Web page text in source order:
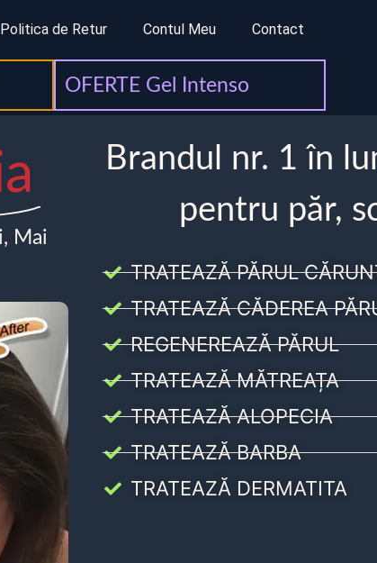
Politica de Retur Contul Meu Contact
OFERTE Gel Intenso
Mai
Brandul nr. 1 în
pentru păr,
TRATEAZĂ PĂRUL
TRATEAZĂ CĂDEREA
REGENEREAZĂ PĂRUL
TRATEAZĂ MĂTREAȚA
TRATEAZĂ ALOPECIA
TRATEAZĂ BARBA
TRATEAZĂ DERMATITA